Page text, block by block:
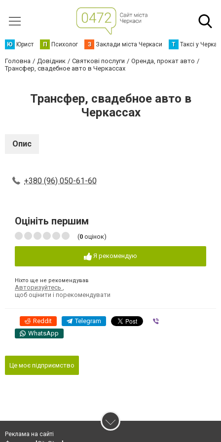
Ю Юрист П Психолог З Заклади міста Черкаси Т Таксі у
Головна Довідник Святкові послуги
Оренда, прокат авто
Трансфер, свадебное авто в Черкассах
Трансфер, свадебное авто в
Черкассах
Опис
+380 (96) 050-61-60
Оцініть першим
(0 оцінок)
Я рекомендую
Ніхто ще не рекомендував
Авторизуйтесь
щоб оцінити і порекомендувати
Reddit Telegram
WhatsApp
Це моє підприємство
Реклама на сайті